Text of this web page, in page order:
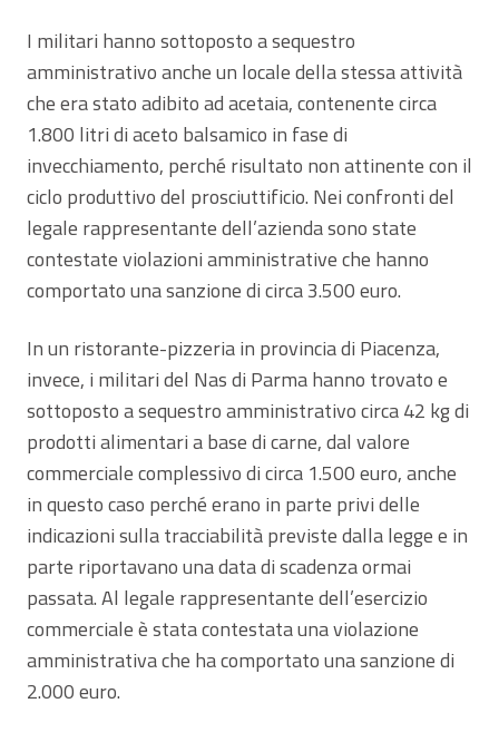
I militari hanno sottoposto a sequestro
amministrativo anche un locale della stessa attività
che era stato adibito ad acetaia, contenente circa
1.800 litri di aceto balsamico in fase di
invecchiamento, perché risultato non attinente con il
ciclo produttivo del prosciuttificio. Nei confronti del
legale rappresentante dell’azienda sono state
contestate violazioni amministrative che hanno
comportato una sanzione di circa 3.500 euro.
In un ristorante-pizzeria in provincia di Piacenza,
invece, i militari del Nas di Parma hanno trovato e
sottoposto a sequestro amministrativo circa 42 kg di
prodotti alimentari a base di carne, dal valore
commerciale complessivo di circa 1.500 euro, anche
in questo caso perché erano in parte privi delle
indicazioni sulla tracciabilità previste dalla legge e in
parte riportavano una data di scadenza ormai
passata. Al legale rappresentante dell’esercizio
commerciale è stata contestata una violazione
amministrativa che ha comportato una sanzione di
2.000 euro.